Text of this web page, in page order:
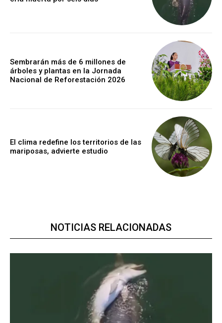
Sembrarán más de 6 millones de
árboles y plantas en la Jornada
Nacional de Reforestación 2026
El clima redefine los territorios de las
mariposas, advierte estudio
NOTICIAS RELACIONADAS